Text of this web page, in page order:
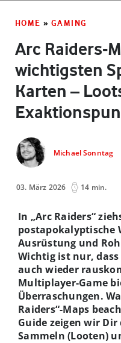
HOME » GAMING
Arc Raiders-
wichtigsten
Karten –
Michael Sonntag
03. März 2026 14 min.
In „Arc Raiders“
postapokalyptische
Ausrüstung und
Wichtig ist nur,
auch wieder
Multiplayer-Game
Überraschungen.
Raiders“-Maps
Guide zeigen wir
Sammeln (Looten)